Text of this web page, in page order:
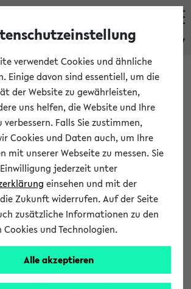
eKVV
und
die Möglichkeit,
in eine Vielzahl von
einzubinden. Auf diese Weise können
Überblick über Ihre privaten und
Termine erhalten.
und Funktionsweise der
können Sie auf unserer
verwendet Cookies und ähnliche
Einige davon sind essentiell, um die
der Website zu gewährleisten,
uns helfen, die Website und Ihre
verbessern. Falls Sie zustimmen,
Cookies und Daten auch, um Ihre
mit unserer Webseite zu messen. Sie
jederzeit unter
einsehen und mit der
Zukunft widerrufen. Auf der Seite
zusätzliche Informationen zu den
Cookies und Technologien.
Alle akzeptieren